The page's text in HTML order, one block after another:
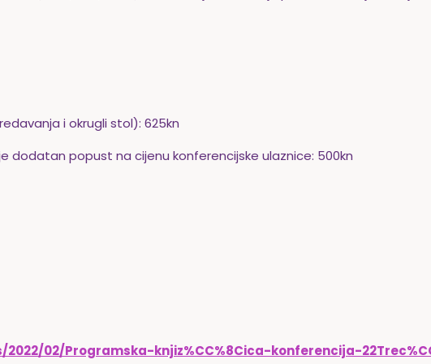
i okrugli stol): 625kn
dodatan popust na cijenu konferencijske ulaznice: 500kn
02/Programska-knjiz%CC%8Cica-konferencija-